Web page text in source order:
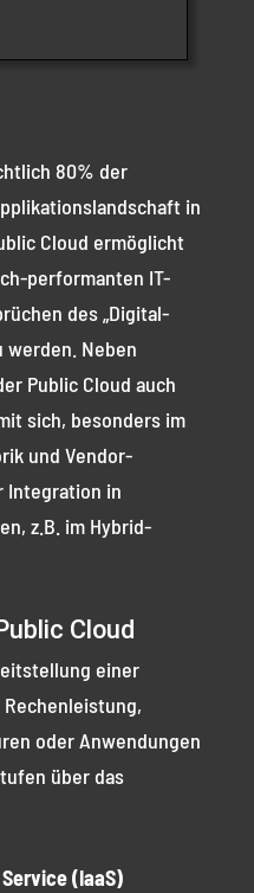
80% der
in
Cloud ermöglicht
performanten IT-
des „Digital-
werden. Neben
Public Cloud auch
sich, besonders im
und Vendor-
Integration in
z.B. im Hybrid-
Cloud
einer
oder Anwendungen
über das
(IaaS)